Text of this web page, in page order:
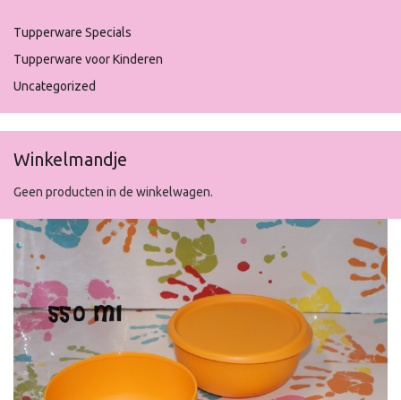
Tupperware Specials
Tupperware voor Kinderen
Uncategorized
Winkelmandje
Geen producten in de winkelwagen.